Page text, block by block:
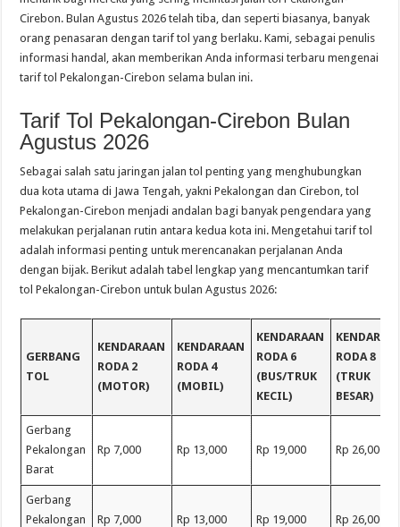
Cirebon. Bulan Agustus 2026 telah tiba, dan seperti biasanya, banyak
orang penasaran dengan tarif tol yang berlaku. Kami, sebagai penulis
informasi handal, akan memberikan Anda informasi terbaru mengenai
tarif tol Pekalongan-Cirebon selama bulan ini.
Tarif Tol Pekalongan-Cirebon Bulan
Agustus 2026
Sebagai salah satu jaringan jalan tol penting yang menghubungkan
dua kota utama di Jawa Tengah, yakni Pekalongan dan Cirebon, tol
Pekalongan-Cirebon menjadi andalan bagi banyak pengendara yang
melakukan perjalanan rutin antara kedua kota ini. Mengetahui tarif tol
adalah informasi penting untuk merencanakan perjalanan Anda
dengan bijak. Berikut adalah tabel lengkap yang mencantumkan tarif
tol Pekalongan-Cirebon untuk bulan Agustus 2026:
GERBANG
TOL
KENDARAAN
RODA 2
(MOTOR)
KENDARAAN
RODA 4
(MOBIL)
KENDARAAN
RODA 6
(BUS/TRUK
KECIL)
RODA 8
(TRUK
BESAR)
Gerbang
Pekalongan
Barat
Rp 7,000 Rp 13,000 Rp 19,000 Rp 26,000
Gerbang
Pekalongan
Rp 7,000 Rp 13,000 Rp 19,000 Rp 26,000